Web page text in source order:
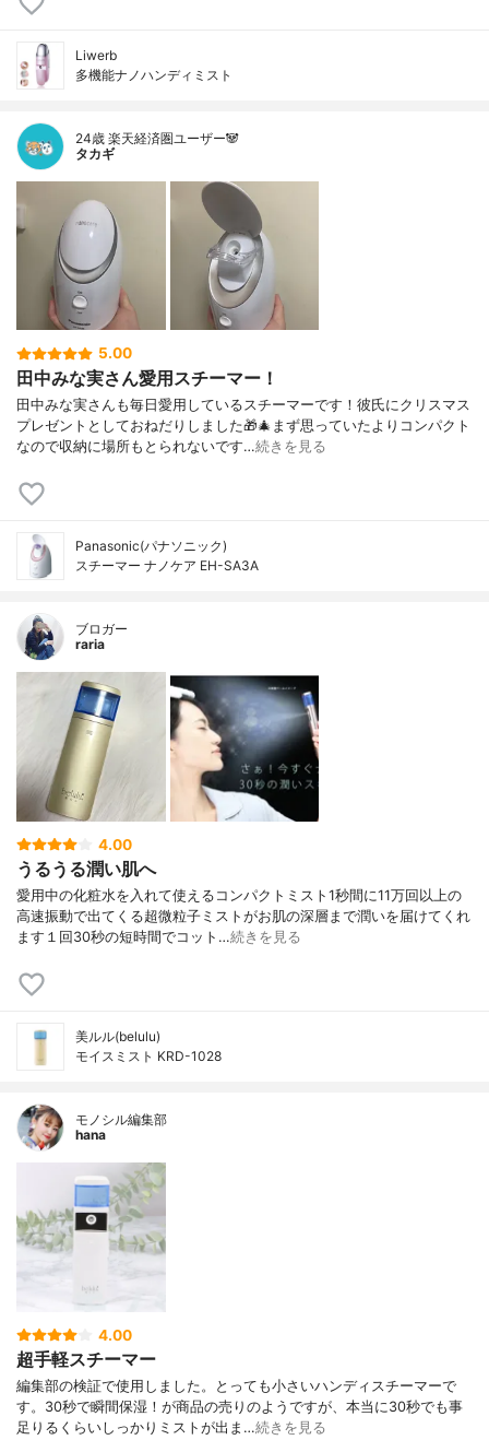
Liwerb
多機能ナノハンディミスト
24歳 楽天経済圏ユーザー🐼
タカギ
5.00
田中みな実さん愛用スチーマー！
田中みな実さんも毎日愛用しているスチーマーです！彼氏にクリスマス
プレゼントとしておねだりしました🎁🎄まず思っていたよりコンパクト
なので収納に場所もとられないです…続きを見る
Panasonic(パナソニック)
スチーマー ナノケア EH-SA3A
ブロガー
raria
4.00
うるうる潤い肌へ
愛用中の化粧水を入れて使えるコンパクトミスト1秒間に11万回以上の
高速振動で出てくる超微粒子ミストがお肌の深層まで潤いを届けてくれ
ます１回30秒の短時間でコット…続きを見る
美ルル(belulu)
モイスミスト KRD-1028
モノシル編集部
hana
4.00
超手軽スチーマー
編集部の検証で使用しました。とっても小さいハンディスチーマーで
す。30秒で瞬間保湿！が商品の売りのようですが、本当に30秒でも事
足りるくらいしっかりミストが出ま…続きを見る